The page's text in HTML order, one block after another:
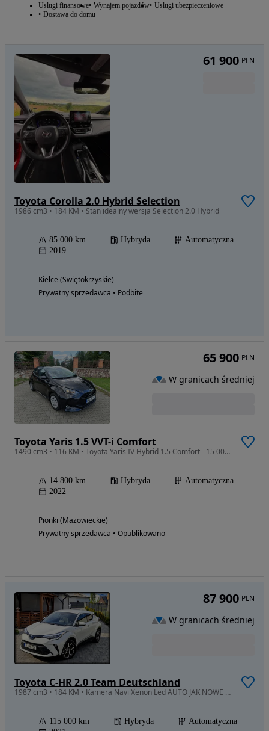
Usługi finansowe Wynajem pojazdów Usługi ubezpieczeniowe
Dostawa do domu
Toyota Corolla 2.0 Hybrid Selection
1986 cm3 • 184 KM • Stan idealny wersja Selection 2.0 Hybrid
85 000 km Hybryda
Automatyczna
2019
Kielce (Świętokrzyskie)
Prywatny sprzedawca • Podbite
61 900 PLN
Toyota Yaris 1.5 VVT-i Comfort
1490 cm3 • 116 KM • Toyota Yaris IV Hybrid 1.5 Comfort - 15 000km!
14 800 km Hybryda
Automatyczna
2022
Pionki (Mazowieckie)
Prywatny sprzedawca • Opublikowano
65 900 PLN
W granicach średniej
Toyota C-HR 2.0 Team Deutschland
1987 cm3 • 184 KM • Kamera Navi Xenon Led AUTO JAK NOWE 115tys.km
115 000 km Hybryda
Automatyczna
87 900 PLN
W granicach średniej